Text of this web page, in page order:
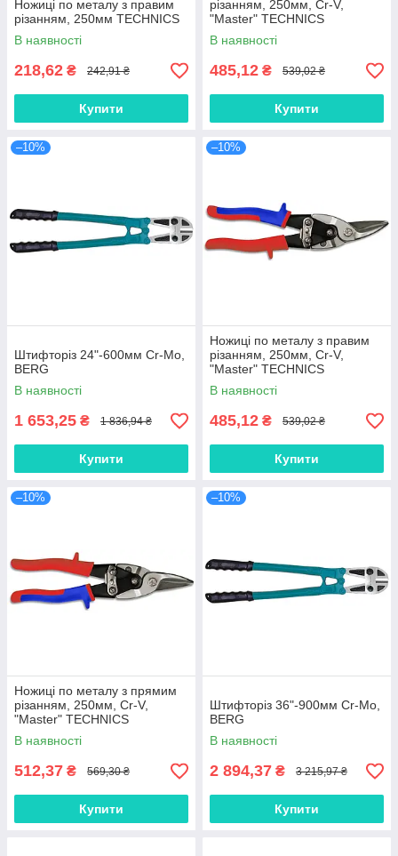
Ножиці по металу з правим
різанням, 250мм TECHNICS
В наявності
218,62 ₴ 242,91 ₴
Купити
різанням, 250мм, Cr-V,
"Master" TECHNICS
В наявності
485,12 ₴ 539,02 ₴
Купити
–10%
Штифторіз 24"-600мм Cr-Mo,
BERG
В наявності
1 653,25 ₴ 1 836,94 ₴
Купити
–10%
Ножиці по металу з правим
різанням, 250мм, Cr-V,
"Master" TECHNICS
В наявності
485,12 ₴ 539,02 ₴
Купити
–10%
Ножиці по металу з прямим
різанням, 250мм, Cr-V,
"Master" TECHNICS
В наявності
512,37 ₴ 569,30 ₴
Купити
–10%
Штифторіз 36"-900мм Cr-Mo,
BERG
В наявності
2 894,37 ₴ 3 215,97 ₴
Купити